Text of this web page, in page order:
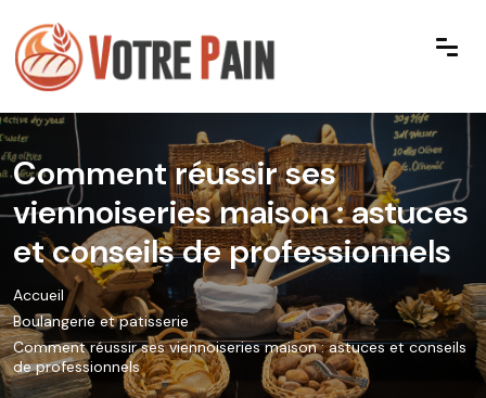
Comment réussir ses
viennoiseries maison : astuces
et conseils de professionnels
Accueil
Boulangerie et patisserie
Comment réussir ses viennoiseries maison : astuces et conseils
de professionnels